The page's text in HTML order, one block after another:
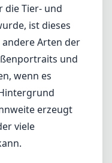
die Tier- und
ist dieses
Arten der
und
wenn es
erzeugt
viele